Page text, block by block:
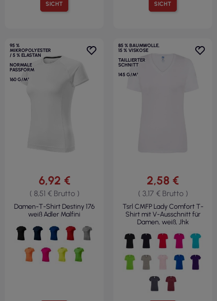
SICHT SICHT
95 %
MIKROPOLYESTER
/ 5 % ELASTAN
NORMALE
PASSFORM
160 G/M²
6,92 €
( 8,51 € Brutto )
Damen-T-Shirt Destiny 176
weiß Adler Malfini
85 % BAUMWOLLE,
15 % VISKOSE
TAILLIERTER
SCHNITT
145 G/M²
2,58 €
( 3,17 € Brutto )
Tsrl CMFP Lady Comfort T-
Shirt mit V-Ausschnitt für
Damen, weiß, Jhk